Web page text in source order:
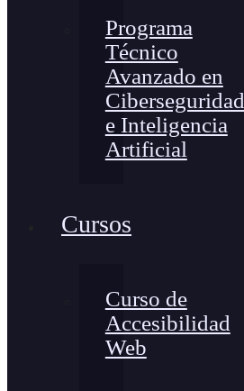
Programa
Técnico
Avanzado en
Ciberseguridad
e Inteligencia
Artificial
Cursos
Curso de
Accesibilidad
Web